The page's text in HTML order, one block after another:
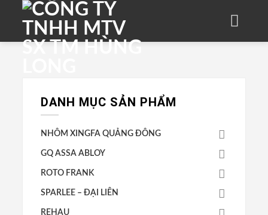
content
DANH MỤC SẢN PHẨM
NHÔM XINGFA QUẢNG ĐÔNG
GQ ASSA ABLOY
ROTO FRANK
SPARLEE – ĐẠI LIÊN
REHAU